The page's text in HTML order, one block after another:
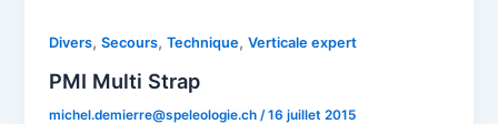
Divers,Secours,Technique,Verticale expert
PMI Multi Strap
michel.demierre@speleologie.ch /16 juillet 2015